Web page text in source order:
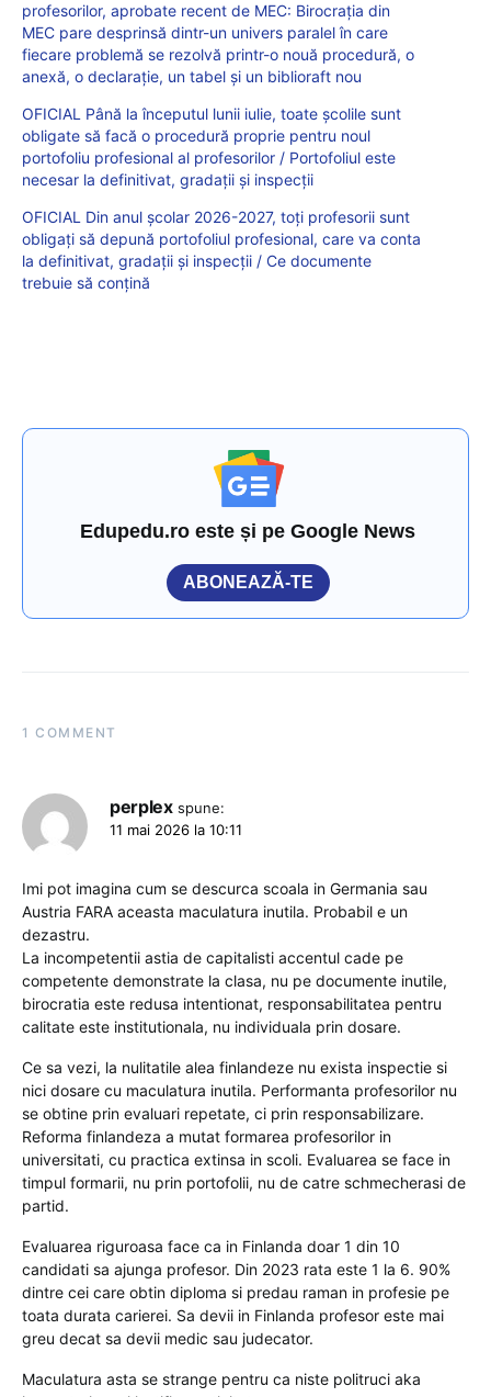
profesorilor, aprobate recent de MEC: Birocrația din
MEC pare desprinsă dintr-un univers paralel în care
fiecare problemă se rezolvă printr-o nouă procedură, o
anexă, o declarație, un tabel și un biblioraft nou
OFICIAL Până la începutul lunii iulie, toate școlile sunt
obligate să facă o procedură proprie pentru noul
portofoliu profesional al profesorilor / Portofoliul este
necesar la definitivat, gradații și inspecții
OFICIAL Din anul școlar 2026-2027, toți profesorii sunt
obligați să depună portofoliul profesional, care va conta
la definitivat, gradații și inspecții / Ce documente
trebuie să conțină
Edupedu.ro este și pe Google News
ABONEAZĂ-TE
1 COMMENT
perplex spune:
11 mai 2026 la 10:11
Imi pot imagina cum se descurca scoala in Germania sau
Austria FARA aceasta maculatura inutila. Probabil e un
dezastru.
La incompetentii astia de capitalisti accentul cade pe
competente demonstrate la clasa, nu pe documente inutile,
birocratia este redusa intentionat, responsabilitatea pentru
calitate este institutionala, nu individuala prin dosare.
Ce sa vezi, la nulitatile alea finlandeze nu exista inspectie si
nici dosare cu maculatura inutila. Performanta profesorilor nu
se obtine prin evaluari repetate, ci prin responsabilizare.
Reforma finlandeza a mutat formarea profesorilor in
universitati, cu practica extinsa in scoli. Evaluarea se face in
timpul formarii, nu prin portofolii, nu de catre schmecherasi de
partid.
Evaluarea riguroasa face ca in Finlanda doar 1 din 10
candidati sa ajunga profesor. Din 2023 rata este 1 la 6. 90%
dintre cei care obtin diploma si predau raman in profesie pe
toata durata carierei. Sa devii in Finlanda profesor este mai
greu decat sa devii medic sau judecator.
Maculatura asta se strange pentru ca niste politruci aka